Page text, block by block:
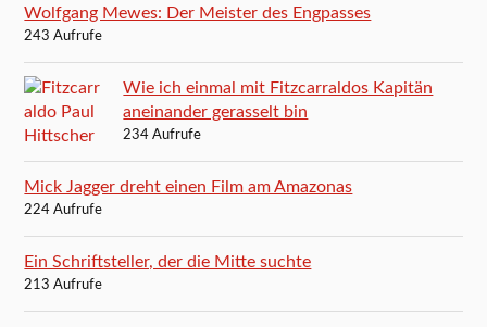
Wolfgang Mewes: Der Meister des Engpasses
243 Aufrufe
Wie ich einmal mit Fitzcarraldos Kapitän
aneinander gerasselt bin
234 Aufrufe
Mick Jagger dreht einen Film am Amazonas
224 Aufrufe
Ein Schriftsteller, der die Mitte suchte
213 Aufrufe